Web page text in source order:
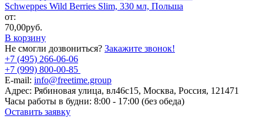
Schweppes Wild Berries Slim, 330 мл, Польша
от:
70,00руб.
В корзину
Не смогли дозвониться? Закажите звонок!
+7 (495) 266-06-06
+7 (999) 800-00-85
E-mail: info@freetime.group
Адрес: Рябиновая улица, вл46с15, Москва, Россия, 121471
Часы работы в будни: 8:00 - 17:00 (без обеда)
Оставить заявку